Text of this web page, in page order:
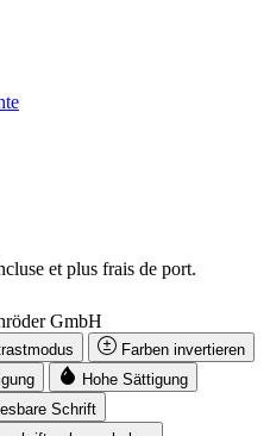
et plus frais de port.
GmbH
Farben invertieren
Hohe Sättigung
Schrift